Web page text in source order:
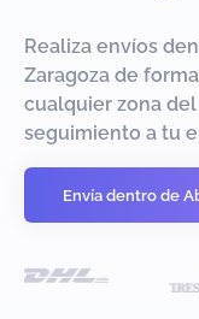
Realiza envíos
Zaragoza de
cualquier zona
seguimiento a tu
Envía dentro de